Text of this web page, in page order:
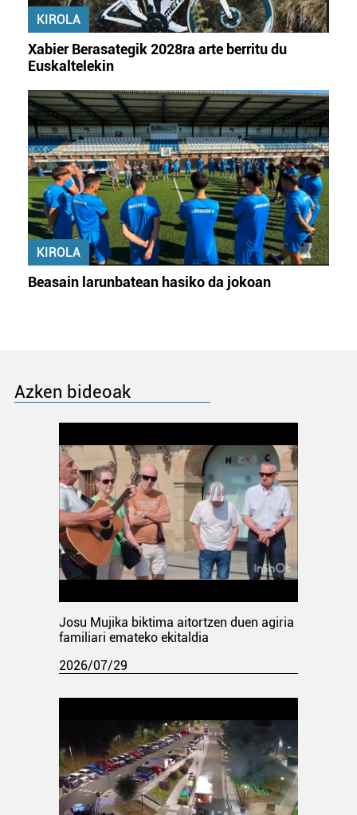
KIROLA
Xabier Berasategik 2028ra arte berritu du
Euskaltelekin
KIROLA
Beasain larunbatean hasiko da jokoan
Azken bideoak
Josu Mujika biktima aitortzen duen agiria
familiari emateko ekitaldia
2026/07/29